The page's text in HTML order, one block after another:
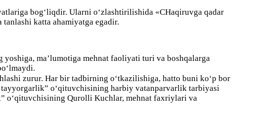
bog‘liqdir. Ularni o‘zlashtirilishida «CHaqiruvga qadar
katta ahamiyatga egadir.
ma’lumotiga mehnat faoliyati turi va boshqalarga
zurur. Har bir tadbirning o‘tkazilishiga, hatto buni ko‘p bor
o‘qituvchisining harbiy vatanparvarlik tarbiyasi
o‘qituvchisining Qurolli Kuchlar, mehnat faxriylari va